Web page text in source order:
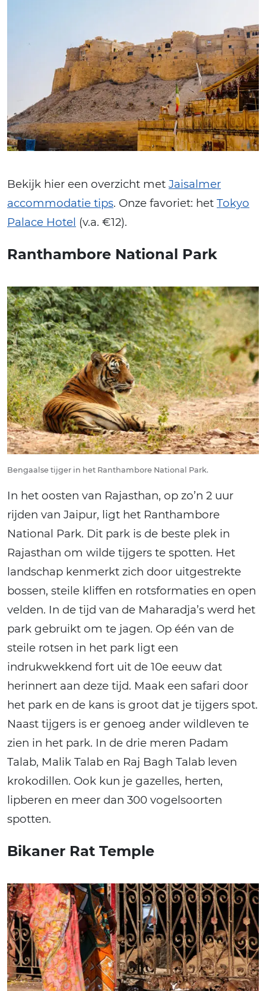
Bekijk hier een overzicht met Jaisalmer
accommodatie tips. Onze favoriet: het Tokyo
Palace Hotel (v.a. €12).
Ranthambore National Park
Bengaalse tijger in het Ranthambore National Park.
In het oosten van Rajasthan, op zo’n 2 uur
rijden van Jaipur, ligt het Ranthambore
National Park. Dit park is de beste plek in
Rajasthan om wilde tijgers te spotten. Het
landschap kenmerkt zich door uitgestrekte
bossen, steile kliffen en rotsformaties en open
velden. In de tijd van de Maharadja’s werd het
park gebruikt om te jagen. Op één van de
steile rotsen in het park ligt een
indrukwekkend fort uit de 10e eeuw dat
herinnert aan deze tijd. Maak een safari door
het park en de kans is groot dat je tijgers spot.
Naast tijgers is er genoeg ander wildleven te
zien in het park. In de drie meren Padam
Talab, Malik Talab en Raj Bagh Talab leven
krokodillen. Ook kun je gazelles, herten,
lipberen en meer dan 300 vogelsoorten
spotten.
Bikaner Rat Temple